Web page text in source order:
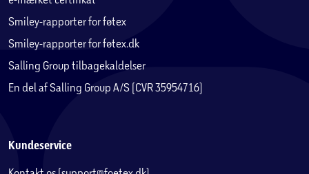
Smiley-rapporter for føtex
Smiley-rapporter for føtex.dk
Salling Group tilbagekaldelser
En del af Salling Group A/S (CVR 35954716)
Kundeservice